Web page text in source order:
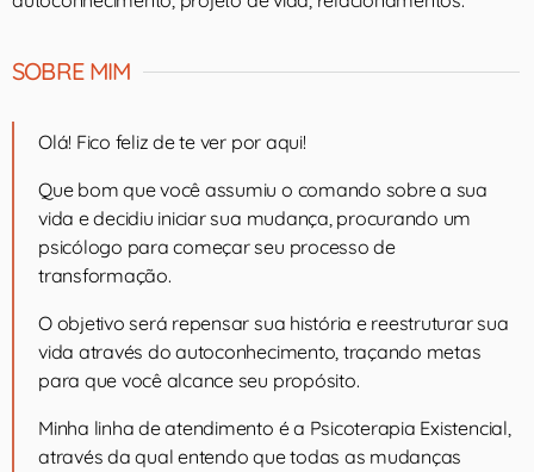
SOBRE MIM
Olá! Fico feliz de te ver por aqui!
Que bom que você assumiu o comando sobre a sua
vida e decidiu iniciar sua mudança, procurando um
psicólogo para começar seu processo de
transformação.
O objetivo será repensar sua história e reestruturar sua
vida através do autoconhecimento, traçando metas
para que você alcance seu propósito.
Minha linha de atendimento é a Psicoterapia Existencial,
através da qual entendo que todas as mudanças